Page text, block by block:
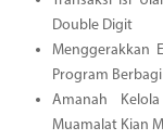
Double Digit
Menggerakkan
Program Berbagi
Amanah
Muamalat Kian